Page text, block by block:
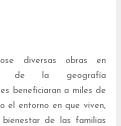
diversas obras en
de la geografía
beneficiaran a miles de
el entorno en que viven,
de las familias